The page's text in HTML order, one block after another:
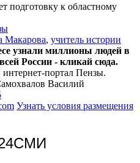
подготовку к областному
Макарова, учитель истории
узнали миллионы людей в
России - кликай сюда.
портал Пензы.
Василий
Узнать условия размещения
24СМИ